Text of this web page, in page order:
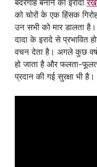
बंदरगाह बनाने का इरादा
को चोरों के एक हिंसक
उन सभी को मार डालता
दादा के इरादे से प्रभावित
वचन देता है। अगले कुछ
हो जाता है और फलता-
प्रदान की गई सुरक्षा भी है।